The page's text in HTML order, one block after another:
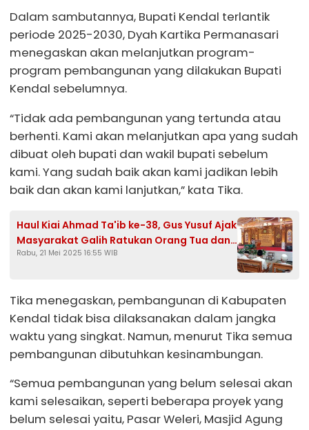
Dalam sambutannya, Bupati Kendal terlantik
periode 2025-2030, Dyah Kartika Permanasari
menegaskan akan melanjutkan program-
program pembangunan yang dilakukan Bupati
Kendal sebelumnya.
“Tidak ada pembangunan yang tertunda atau
berhenti. Kami akan melanjutkan apa yang sudah
dibuat oleh bupati dan wakil bupati sebelum
kami. Yang sudah baik akan kami jadikan lebih
baik dan akan kami lanjutkan,” kata Tika.
Haul Kiai Ahmad Ta'ib ke-38, Gus Yusuf Ajak
Masyarakat Galih Ratukan Orang Tua dan
Perbanyak Sedekah
Rabu, 21 Mei 2025 16:55 WIB
Tika menegaskan, pembangunan di Kabupaten
Kendal tidak bisa dilaksanakan dalam jangka
waktu yang singkat. Namun, menurut Tika semua
pembangunan dibutuhkan kesinambungan.
“Semua pembangunan yang belum selesai akan
kami selesaikan, seperti beberapa proyek yang
belum selesai yaitu, Pasar Weleri, Masjid Agung